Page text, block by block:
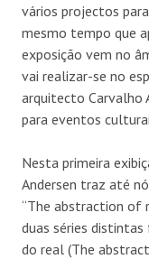
vários projectos
mesmo tempo que
exposição vem no
vai realizar-se no
arquitecto Carvalho
para eventos
Nesta primeira
Andersen traz até
“The abstraction of
duas séries
do real (The